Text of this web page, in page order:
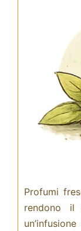
Profumi
rendono